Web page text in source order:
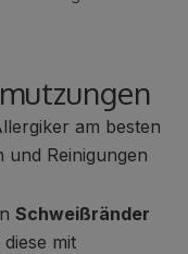
am besten
Reinigungen
Schweißränder
mit